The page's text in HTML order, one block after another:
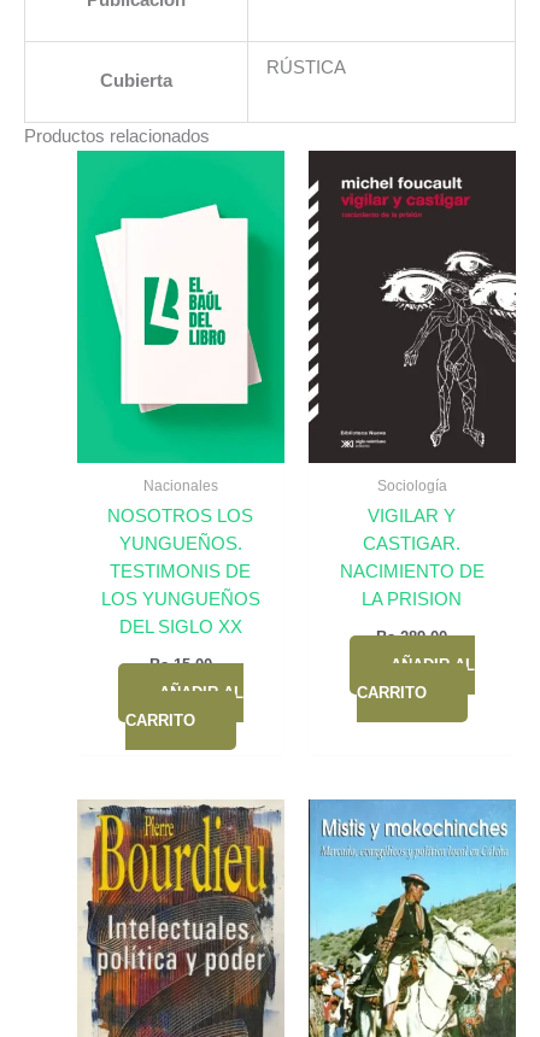
Cubierta
RÚSTICA
Productos relacionados
Nacionales
NOSOTROS LOS
YUNGUEÑOS.
TESTIMONIS DE
LOS YUNGUEÑOS
DEL SIGLO XX
Bs.15,00
AÑADIR AL
CARRITO
Sociología
VIGILAR Y
CASTIGAR.
NACIMIENTO DE
LA PRISION
Bs.289,00
AÑADIR AL
CARRITO